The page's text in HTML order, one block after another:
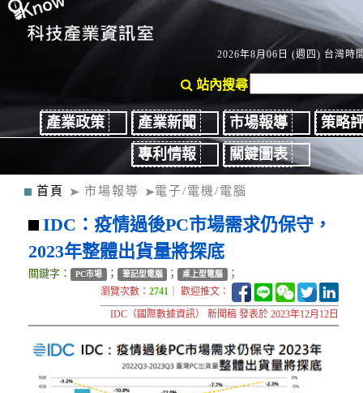
2026年8月06日 (週四) 台灣時
站內搜尋
產業政策 產業新聞 市場報導
策略
專利情報
關鍵圖表
首頁 市場報導 電子/電機/電腦
IDC：疫情過後PC市場需求仍保守，
2023年整體出貨量將探底
關鍵字： PC市場 ； 筆記型電腦 ； 桌上型電腦 ；
瀏覽次數：2741 ｜ 歡迎推文：
IDC（國際數據資訊） 新聞稿 發表於 2023年12月12日